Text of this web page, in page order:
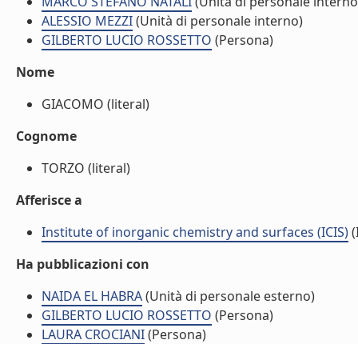
ALESSIO MEZZI(Unità di personale interno)
GILBERTO LUCIO ROSSETTO (Persona)
Nome
GIACOMO (literal)
Cognome
TORZO (literal)
Afferisce a
Institute of inorganic chemistry and surfaces (ICIS)
Ha pubblicazioni con
NAIDA EL HABRA(Unità di personale esterno)
GILBERTO LUCIO ROSSETTO (Persona)
LAURA CROCIANI(Persona)